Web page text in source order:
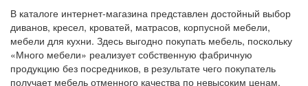
В каталоге интернет-магазина представлен достойный выбор
диванов, кресел, кроватей, матрасов, корпусной мебели,
мебели для кухни. Здесь выгодно покупать мебель, поскольку
«Много мебели» реализует собственную фабричную
продукцию без посредников, в результате чего покупатель
получает мебель отменного качества по невысоким ценам.